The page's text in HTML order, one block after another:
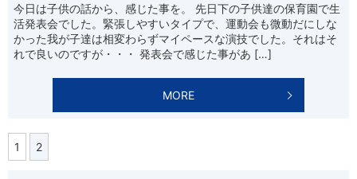
今日は子供の話から、感じた事を。 先日下の子供達の保育園で生
活発表会でした。緊張しやすいタイプで、運動会も微動だにしな
かった我が子達は相変わらずマイペースな演技でした。それはそ
れで良いのですが・・・ 発表会で感じた事があ […]
MORE
1 2